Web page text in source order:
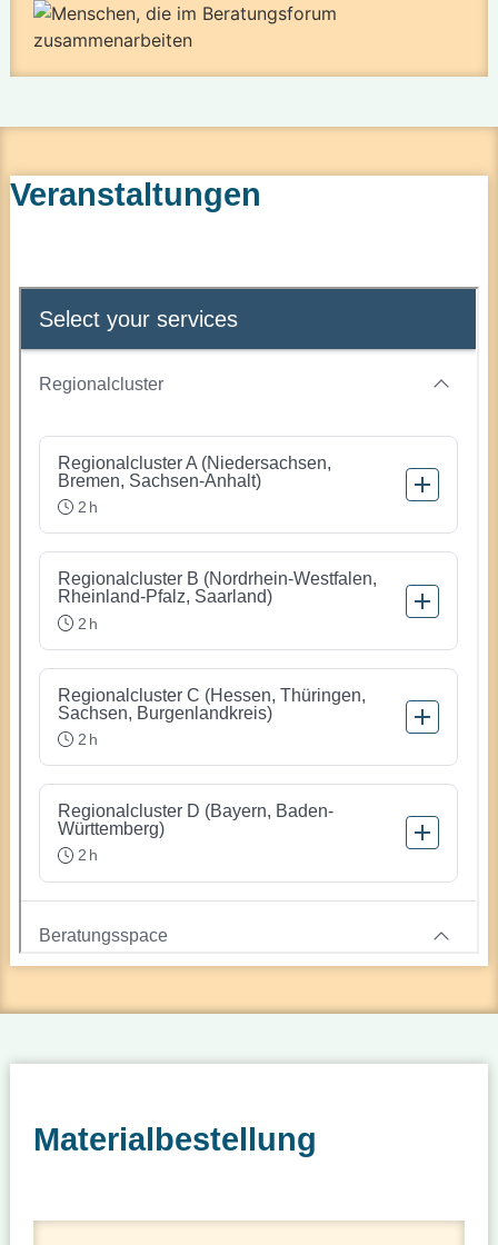
Veranstaltungen
Materialbestellung